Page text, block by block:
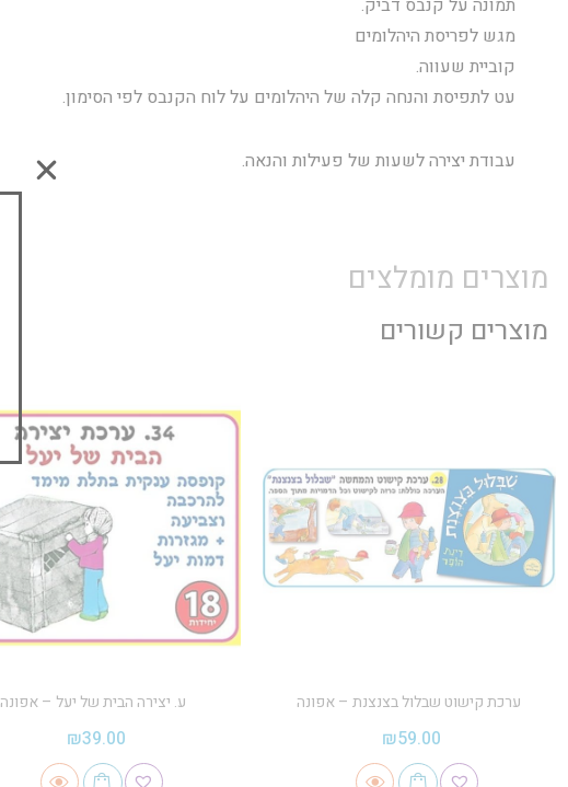
תמונה על קנבס דביק.
מגש לפריסת היהלומים
קוביית שעווה.
עט לתפיסת והנחה קלה של היהלומים על לוח הקנבס לפי הסימון.
עבודת יצירה לשעות של פעילות והנאה.
מוצרים מומלצים
מוצרים קשורים
ערכת קישוט שבלול בצנצנת – אפונה
₪59.00
ע. יצירה הבית של יעל – אפונה
₪39.00